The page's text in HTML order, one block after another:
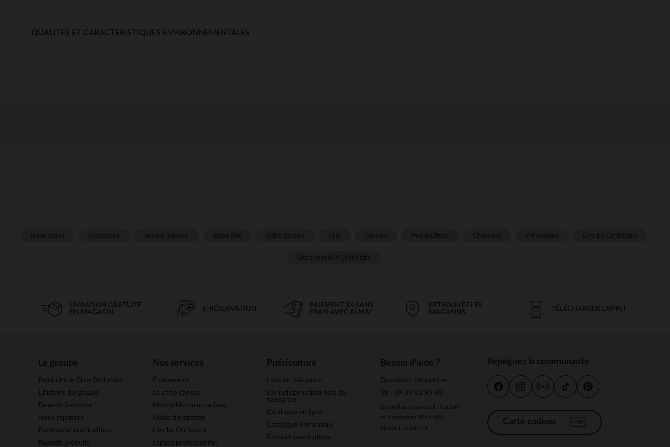
QUALITES ET CARACTERISTIQUES ENVIRONNEMENTALES
LIVRAISON GRATUITE
EN MAGASIN
E-RÉSERVATION
PAIEMENT 3X SANS
FRAIS AVEC ALMA*
RETROUVEZ LES
MAGASINS
TÉLÉCHARGER L'APPLI
Le groupe
Rejoindre le Club Orchestra
L’histoire du groupe
Devenir franchisé
Nous rejoindre
Partenariat puériculture
Rappels produits
Nos services
Évènements
La carte cadeau
Mon solde carte cadeau
Guide d'entretien
Live by Orchestra
Espace professionnel
Puériculture
Liste de naissance
Les indispensables liste de
naissance
Catalogue en ligne
Catalogue Prémaman
Conseils puériculture
Besoin d'aide ?
Questions fréquentes
Tel : 09 39 03 93 80
Du lundi au vendredi de 9h à 18h
et le samedi de 10h à 18h
Nous contacter
Rejoignez la communauté
Carte cadeau